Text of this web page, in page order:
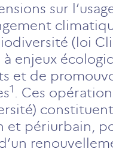
sur
(loi
à enjeux
et de
1 . Ces
et périurbain,